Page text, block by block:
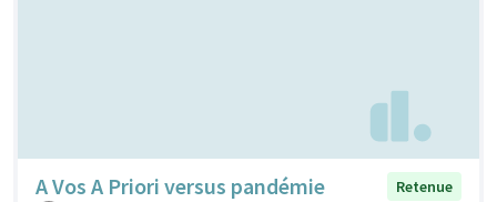
A Vos A Priori versus pandémie
Retenue